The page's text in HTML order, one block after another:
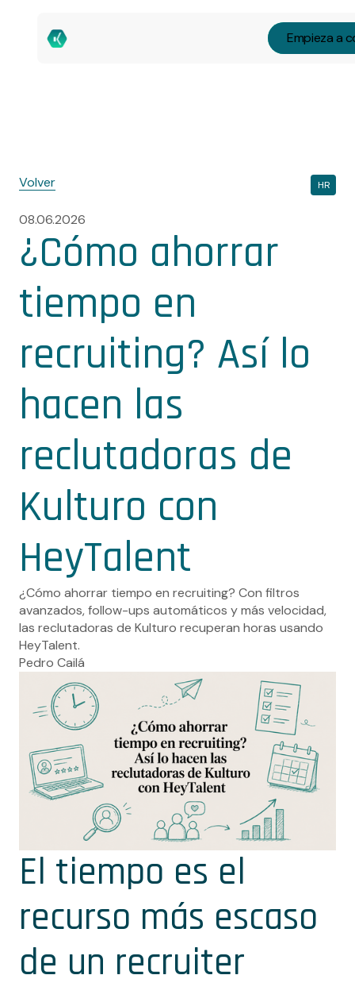
Empieza a
Volver HR
08.06.2026
¿Cómo ahorrar
tiempo en
recruiting? Así lo
hacen las
reclutadoras de
Kulturo con
HeyTalent
¿Cómo ahorrar tiempo en recruiting? Con filtros
avanzados, follow-ups automáticos y más velocidad,
las reclutadoras de Kulturo recuperan horas usando
HeyTalent.
Pedro Cailá
El tiempo es el
recurso más escaso
de un recruiter